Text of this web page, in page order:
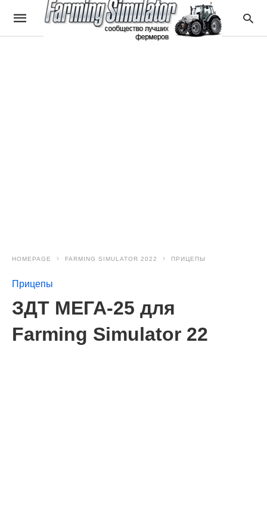
HOMEPAGE FARMING SIMULATOR 2022 ПРИЦЕПЫ
Прицепы
ЗДТ МЕГА-25 для
Farming Simulator 22